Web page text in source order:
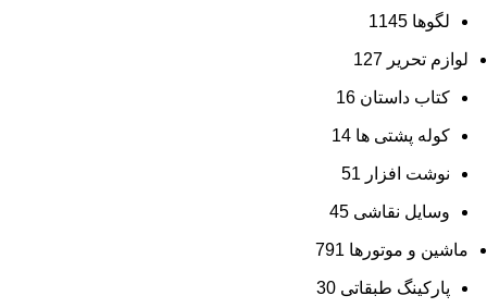
لگوها 1145
لوازم تحریر 127
کتاب داستان 16
کوله پشتی ها 14
نوشت افزار 51
وسایل نقاشی 45
ماشین و موتورها 791
پارکینگ طبقاتی 30